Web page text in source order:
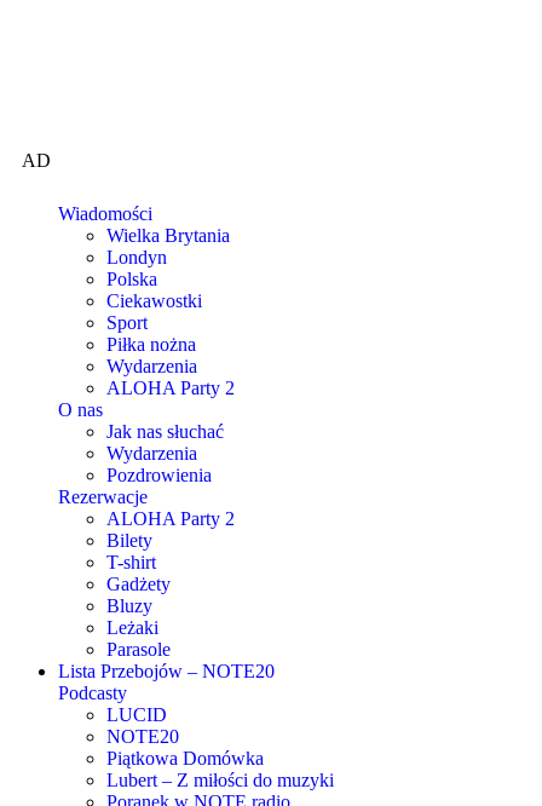
AD
Wiadomości
Wielka Brytania
Londyn
Polska
Ciekawostki
Sport
Piłka nożna
Wydarzenia
ALOHA Party 2
O nas
Jak nas słuchać
Wydarzenia
Pozdrowienia
Rezerwacje
ALOHA Party 2
Bilety
T-shirt
Gadżety
Bluzy
Leżaki
Parasole
Lista Przebojów – NOTE20
Podcasty
LUCID
NOTE20
Piątkowa Domówka
Lubert – Z miłości do muzyki
Poranek w NOTE.radio